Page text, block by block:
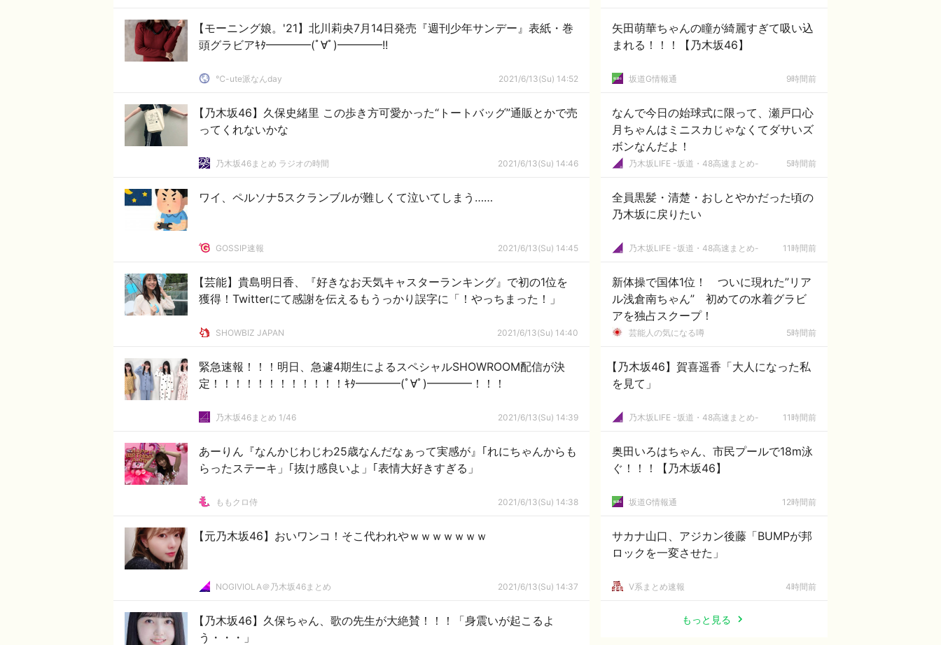
【モーニング娘。'21】北川莉央7月14日発売『週刊少年サンデー』表紙・巻
頭グラビアｷﾀ━━━━(ﾟ∀ﾟ)━━━━!!
℃-ute派なんday 2021/6/13(Su) 14:52
【乃木坂46】久保史緒里 この歩き方可愛かった“トートバッグ”通販とかで売
ってくれないかな
乃木坂46まとめ ラジオの時間 2021/6/13(Su) 14:46
ワイ、ペルソナ5スクランブルが難しくて泣いてしまう……
GOSSIP速報 2021/6/13(Su) 14:45
【芸能】貴島明日香、『好きなお天気キャスターランキング』で初の1位を
獲得！Twitterにて感謝を伝えるもうっかり誤字に「！やっちまった！」
SHOWBIZ JAPAN 2021/6/13(Su) 14:40
緊急速報！！！明日、急遽4期生によるスペシャルSHOWROOM配信が決
定！！！！！！！！！！！！ｷﾀ━━━━(ﾟ∀ﾟ)━━━━！！！
乃木坂46まとめ 1/46 2021/6/13(Su) 14:39
あーりん『なんかじわじわ25歳なんだなぁって実感が』｢れにちゃんからも
らったステーキ」｢抜け感良いよ」｢表情大好きすぎる」
ももクロ侍 2021/6/13(Su) 14:38
【元乃木坂46】おいワンコ！そこ代われやｗｗｗｗｗｗｗ
NOGIVIOLA＠乃木坂46まとめ 2021/6/13(Su) 14:37
【乃木坂46】久保ちゃん、歌の先生が大絶賛！！！「身震いが起こるよ
う・・・」
矢田萌華ちゃんの瞳が綺麗すぎて吸い込
まれる！！！【乃木坂46】
坂道G情報通 9時間前
なんで今日の始球式に限って、瀬戸口心
月ちゃんはミニスカじゃなくてダサいズ
ボンなんだよ！
乃木坂LIFE -坂道・48高速まとめ- 5時間前
全員黒髪・清楚・おしとやかだった頃の
乃木坂に戻りたい
乃木坂LIFE -坂道・48高速まとめ- 11時間前
新体操で国体1位！ ついに現れた”リア
ル浅倉南ちゃん” 初めての水着グラビ
アを独占スクープ！
芸能人の気になる噂 5時間前
【乃木坂46】賀喜遥香「大人になった私
を見て」
乃木坂LIFE -坂道・48高速まとめ- 11時間前
奥田いろはちゃん、市民プールで18m泳
ぐ！！！【乃木坂46】
坂道G情報通 12時間前
サカナ山口、アジカン後藤「BUMPが邦
ロックを一変させた」
V系まとめ速報 4時間前
もっと見る